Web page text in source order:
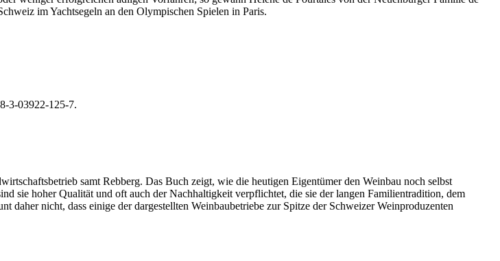
im Yachtsegeln an den Olympischen Spielen in Paris.
3-03922-125-7.
samt Rebberg. Das Buch zeigt, wie die heutigen Eigentümer den Weinbau noch selbst
sie hoher Qualität und oft auch der Nachhaltigkeit verpflichtet, die sie der langen Familientradition, dem
daher nicht, dass einige der dargestellten Weinbaubetriebe zur Spitze der Schweizer Weinproduzenten